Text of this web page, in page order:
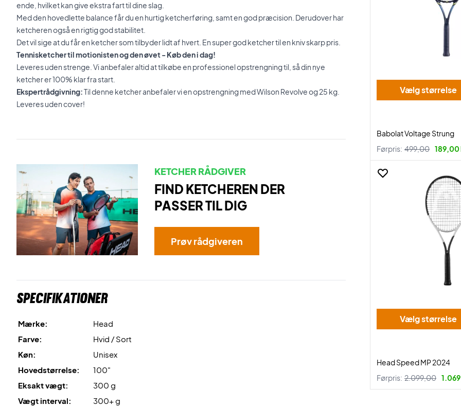
ende, hvilket kan give ekstra fart til dine slag.
Med den hovedlette balance får du en hurtig ketcherføring, samt en god præcision. Derudover har
ketcheren også en rigtig god stabilitet.
Det vil sige at du får en ketcher som tilbyder lidt af hvert. En super god ketcher til en kniv skarp pris.
Tennisketcher til motionisten og den øvet - Køb den i dag!
Leveres uden strenge. Vi anbefaler altid at tilkøbe en professionel opstrengning til, så din nye
ketcher er 100% klar fra start.
Ekspertrådgivning:Til denne ketcher anbefaler vi en opstrengning med Wilson Revolve og 25 kg.
Leveres uden cover!
KETCHER RÅDGIVER
FIND KETCHEREN DER
PASSER TIL DIG
Prøv rådgiveren
Specifikationer
Mærke:
Head
Farve:
Hvid / Sort
Køn:
Unisex
Hovedstørrelse:
100"
Eksakt vægt:
300 g
Vægt interval:
300+ g
Vælg størrelse
Babolat Voltage Strung
Førpris: 499,00 189,00
Vælg størrelse
Head Speed MP 2024
Førpris: 2.099,00